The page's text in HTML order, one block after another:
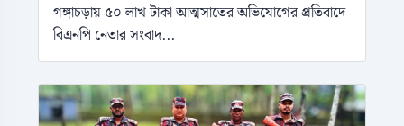
গঙ্গাচড়ায় ৫০ লাখ টাকা আত্মসাতের অভিযোগের প্রতিবাদে
বিএনপি নেতার সংবাদ...